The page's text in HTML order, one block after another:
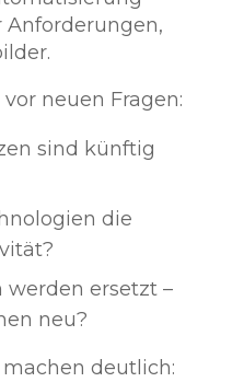
neuen Fragen:
sind künftig
die
ersetzt –
neu?
deutlich: